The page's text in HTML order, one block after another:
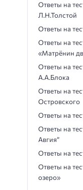
Ответы на
Л.Н.Толстой
Ответы на
Ответы на
«Матрёнин
Ответы на
А.А.Блока
Ответы на
Островского
Ответы на
Ответы на
Авгия”
Ответы на
Ответы на
озеро»